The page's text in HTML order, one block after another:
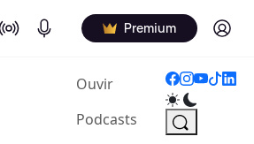
Air Podcasts Premium Log in
Ouvir(current)
Podcasts